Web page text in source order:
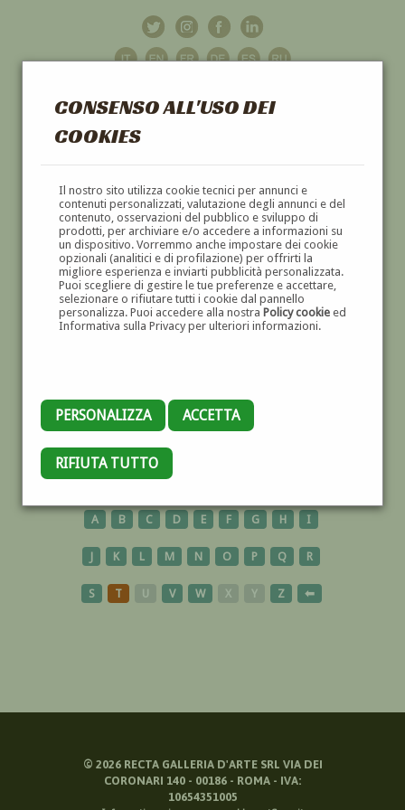
CONSENSO ALL'USO DEI
COOKIES
Il nostro sito utilizza cookie tecnici per annunci e
contenuti personalizzati, valutazione degli annunci e del
contenuto, osservazioni del pubblico e sviluppo di
prodotti, per archiviare e/o accedere a informazioni su
un dispositivo. Vorremmo anche impostare dei cookie
opzionali (analitici e di profilazione) per offrirti la
migliore esperienza e inviarti pubblicità personalizzata.
Puoi scegliere di gestire le tue preferenze e accettare,
selezionare o rifiutare tutti i cookie dal pannello
personalizza. Puoi accedere alla nostra Policy cookieed
Informativa sulla Privacy per ulteriori informazioni.
PERSONALIZZA ACCETTA
RIFIUTA TUTTO
GALLERIAD'ARTE
DIPINTI E SCULTURE '800 E '900
TANGERI
A B C D E F G H I
J K L M N O P Q R
S T U V W X Y Z ⬅
© 2026RECTA GALLERIA D'ARTE SRL VIA DEI
CORONARI 140 - 00186 - ROMA - IVA:
10654351005